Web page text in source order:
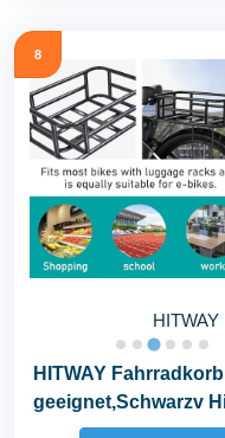
8
HITWAY
HITWAY
geeignet,Schwarzv
Hinten...